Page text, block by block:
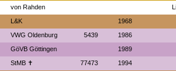
von Rahden
L&K 1968
VWG Oldenburg 5439 1986
GöVB Göttingen 1989
StMB ✝ 77473 1994